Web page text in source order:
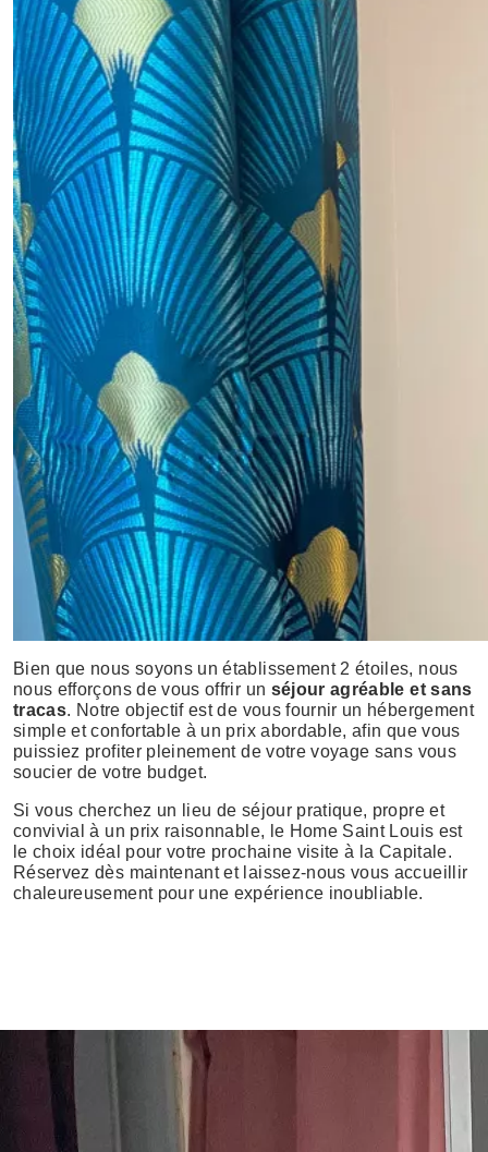
Bien que nous soyons un établissement 2 étoiles, nous
nous efforçons de vous offrir un séjour agréable et sans
tracas. Notre objectif est de vous fournir un hébergement
simple et confortable à un prix abordable, afin que vous
puissiez profiter pleinement de votre voyage sans vous
soucier de votre budget.
Si vous cherchez un lieu de séjour pratique, propre et
convivial à un prix raisonnable, le Home Saint Louis est
le choix idéal pour votre prochaine visite à la Capitale.
Réservez dès maintenant et laissez-nous vous accueillir
chaleureusement pour une expérience inoubliable.